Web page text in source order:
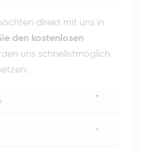
direkt mit uns in
den kostenlosen
uns schnellstmöglich
*
*